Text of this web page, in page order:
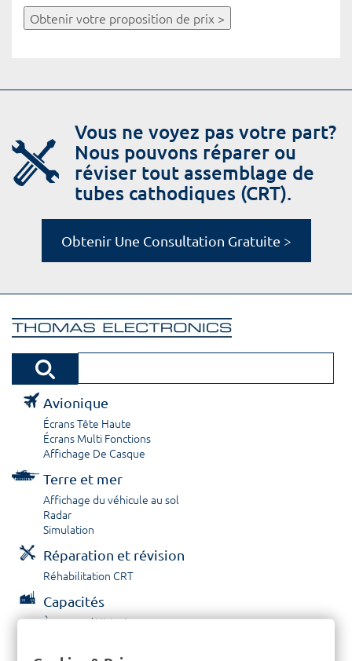
Obtenir votre proposition de prix >
Vous ne voyez pas votre part?
Nous pouvons réparer ou
réviser tout assemblage de
tubes cathodiques (CRT).
Obtenir Une Consultation Gratuite >
Avionique
Écrans Tête Haute
Écrans Multi Fonctions
Affichage De Casque
Terre et mer
Affichage du véhicule au sol
Radar
Simulation
Réparation et révision
Réhabilitation CRT
Capacités
À propos / Historique